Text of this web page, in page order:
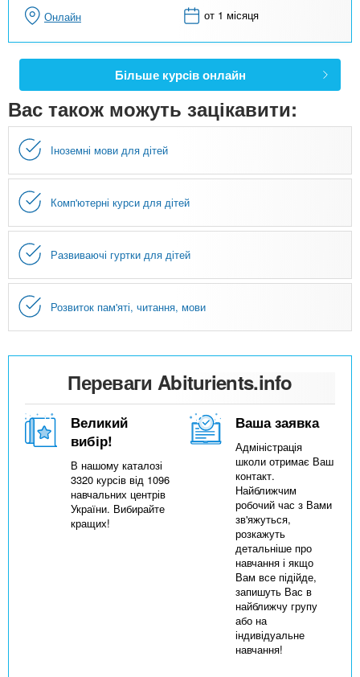
Онлайн от 1 місяця
Більше курсів онлайн
Вас також можуть зацікавити:
Іноземні мови для дітей
Комп'ютерні курси для дітей
Развиваючі гуртки для дітей
Розвиток пам'яті, читання, мови
Переваги Abiturients.info
Великий
вибір!
В нашому каталозі
3320 курсів від 1096
навчальних центрів
України. Вибирайте
кращих!
Ваша заявка
Адміністрація
школи отримає Ваш
контакт.
Найближчим
робочий час з Вами
зв'яжуться,
розкажуть
детальніше про
навчання і якщо
Вам все підійде,
запишуть Вас в
найближчу групу
або на
індивідуальне
навчання!